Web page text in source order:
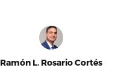
Ramón L. Rosario Cortés